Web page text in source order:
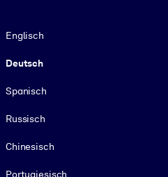
Englisch
Deutsch
Spanisch
Russisch
Chinesisch
Portugiesisch